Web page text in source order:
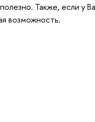
Также, если у
возможность.